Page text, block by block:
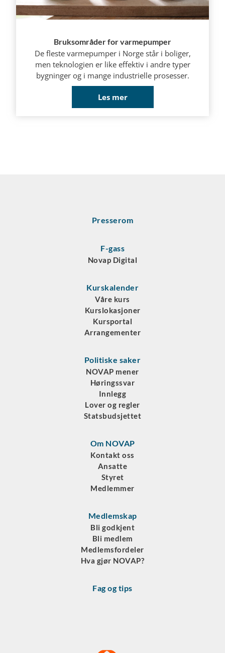
Bruksområder for varmepumper
De fleste varmepumper i Norge står i boliger,
men teknologien er like effektiv i andre typer
bygninger og i mange industrielle prosesser.
Les mer
Presserom
F-gass
Novap Digital
Kurskalender
Våre kurs
Kurslokasjoner
Kursportal
Arrangementer
Politiske saker
NOVAP mener
Høringssvar
Innlegg
Lover og regler
Statsbudsjettet
Om NOVAP
Kontakt oss
Ansatte
Styret
Medlemmer
Medlemskap
Bli godkjent
Bli medlem
Medlemsfordeler
Hva gjør NOVAP?
Fag og tips